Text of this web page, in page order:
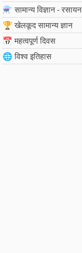
⚗️ सामान्य विज्ञान - रसायन
🏆 खेलकूद सामान्य ज्ञान
📅 महत्वपूर्ण दिवस
🌐 विश्व इतिहास